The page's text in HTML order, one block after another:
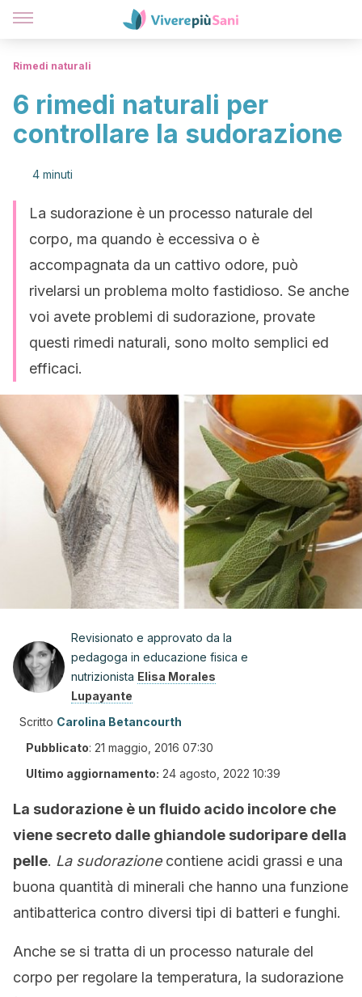
Rimedi naturali
6 rimedi naturali per
controllare la sudorazione
4 minuti
La sudorazione è un processo naturale del
corpo, ma quando è eccessiva o è
accompagnata da un cattivo odore, può
rivelarsi un problema molto fastidioso. Se anche
voi avete problemi di sudorazione, provate
questi rimedi naturali, sono molto semplici ed
efficaci.
Revisionato e approvato da la
pedagoga in educazione fisica e
nutrizionista Elisa Morales
Lupayante
Scritto Carolina Betancourth
Pubblicato: 21 maggio, 2016 07:30
Ultimo aggiornamento: 24 agosto, 2022 10:39
La sudorazione è un fluido acido incolore che
viene secreto dalle ghiandole sudoripare della
pelle. La sudorazionecontiene acidi grassi e una
buona quantità di minerali che hanno una funzione
antibatterica contro diversi tipi di batteri e funghi.
Anche se si tratta di un processo naturale del
corpo per regolare la temperatura, la sudorazione